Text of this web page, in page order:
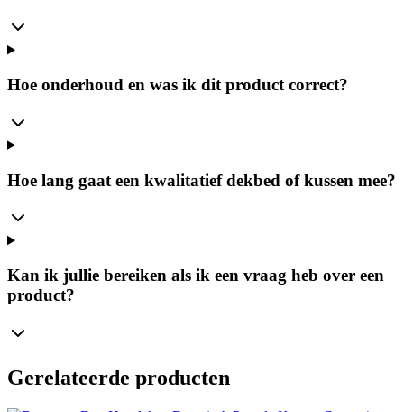
Hoe onderhoud en was ik dit product correct?
Hoe lang gaat een kwalitatief dekbed of kussen mee?
Kan ik jullie bereiken als ik een vraag heb over een
product?
Gerelateerde producten